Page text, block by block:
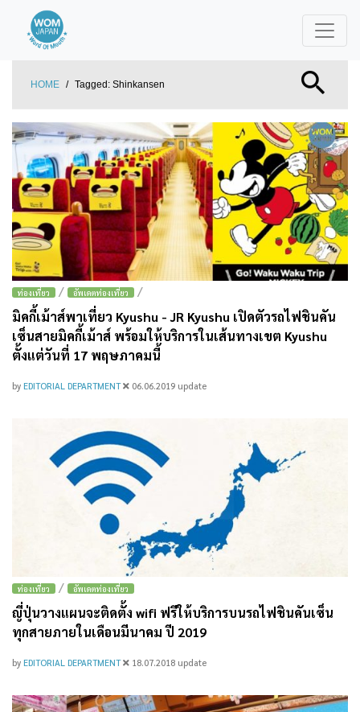
HOME / Tagged: Shinkansen
ท่องเที่ยว / อัพเดตท่องเที่ยว /
มิคกี้เม้าส์พาเที่ยว Kyushu - JR Kyushu เปิดตัวรถไฟชินคัน
เซ็นสายมิคกี้เม้าส์ พร้อมให้บริการในเส้นทางเขต Kyushu
ตั้งแต่วันที่ 17 พฤษภาคมนี้
by EDITORIAL DEPARTMENT 06.06.2019 update
ท่องเที่ยว / อัพเดตท่องเที่ยว
ญี่ปุ่นวางแผนจะติดตั้ง wifi ฟรีให้บริการบนรถไฟชินคันเซ็น
ทุกสายภายในเดือนมีนาคม ปี 2019
by EDITORIAL DEPARTMENT 18.07.2018 update